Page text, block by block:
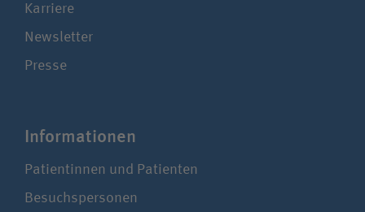
Karriere
Newsletter
Presse
Infor­ma­ti­onen
Patientinnen und Patienten
Besuchspersonen